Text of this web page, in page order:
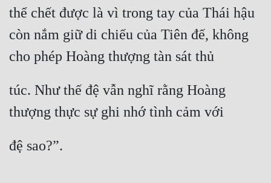
thể chết được là vì trong tay của Thái hậu
còn nắm giữ di chiếu của Tiên đế, không
cho phép Hoàng thượng tàn sát thủ
túc. Như thế đệ vẫn nghĩ rằng Hoàng
thượng thực sự ghi nhớ tình cảm với
đệ sao?”.